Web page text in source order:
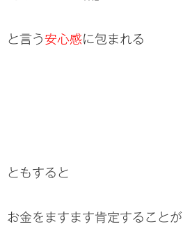
と言う安心感に包まれる
ともすると
お金をますます肯定することが